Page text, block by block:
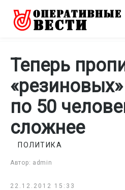
Теперь
по 50
сложнее
Автор: admin
ПОЛИТИКА
22.12.2012 15:33